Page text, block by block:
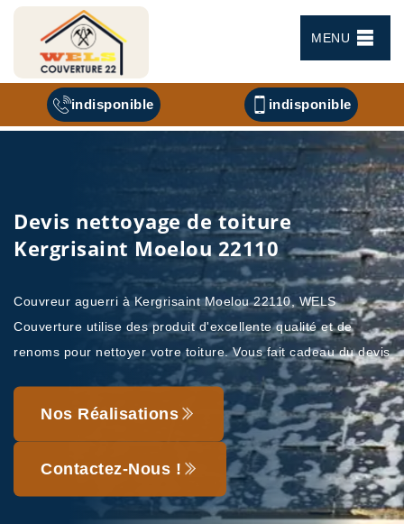
MENU
indisponible indisponible
Devis nettoyage de toiture
Kergrisaint Moelou 22110
Couvreur aguerri à Kergrisaint Moelou 22110, WELS
Couverture utilise des produit d'excellente qualité et de
renoms pour nettoyer votre toiture. Vous fait cadeau du devis
Nos Réalisations
Contactez-Nous !